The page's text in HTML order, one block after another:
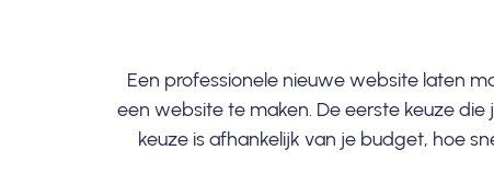
Een professionele nieuwewebsite laten
een website te maken. De eerste keuze
keuze is afhankelijk van je budget, hoe